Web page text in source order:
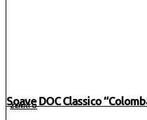
Soave DOC Classico
ZENATO